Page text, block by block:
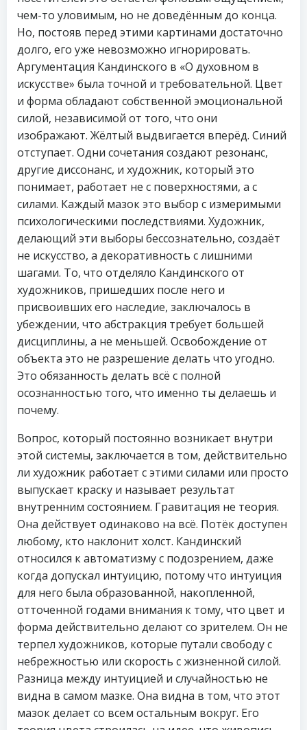
чем-то уловимым, но не доведённым до конца.
Но, постояв перед этими картинами достаточно
долго, его уже невозможно игнорировать.
Аргументация Кандинского в «О духовном в
искусстве» была точной и требовательной. Цвет
и форма обладают собственной эмоциональной
силой, независимой от того, что они
изображают. Жёлтый выдвигается вперёд. Синий
отступает. Одни сочетания создают резонанс,
другие диссонанс, и художник, который это
понимает, работает не с поверхностями, а с
силами. Каждый мазок это выбор с измеримыми
психологическими последствиями. Художник,
делающий эти выборы бессознательно, создаёт
не искусство, а декоративность с лишними
шагами. То, что отделяло Кандинского от
художников, пришедших после него и
присвоивших его наследие, заключалось в
убеждении, что абстракция требует большей
дисциплины, а не меньшей. Освобождение от
объекта это не разрешение делать что угодно.
Это обязанность делать всё с полной
осознанностью того, что именно ты делаешь и
почему.
Вопрос, который постоянно возникает внутри
этой системы, заключается в том, действительно
ли художник работает с этими силами или просто
выпускает краску и называет результат
внутренним состоянием. Гравитация не теория.
Она действует одинаково на всё. Потёк доступен
любому, кто наклонит холст. Кандинский
относился к автоматизму с подозрением, даже
когда допускал интуицию, потому что интуиция
для него была образованной, накопленной,
отточенной годами внимания к тому, что цвет и
форма действительно делают со зрителем. Он не
терпел художников, которые путали свободу с
небрежностью или скорость с жизненной силой.
Разница между интуицией и случайностью не
видна в самом мазке. Она видна в том, что этот
мазок делает со всем остальным вокруг. Его